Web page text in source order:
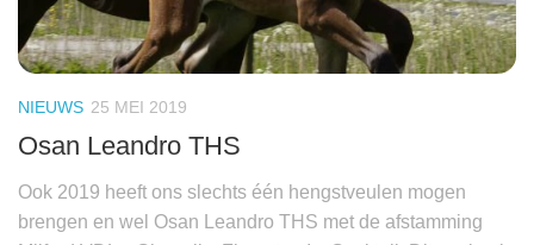
NIEUWS 25 MEI 2019
Osan Leandro THS
Ook 2019 heeft ons slechts één hengstveulen mogen
brengen en wel Osan Leandro THS met de afstamming